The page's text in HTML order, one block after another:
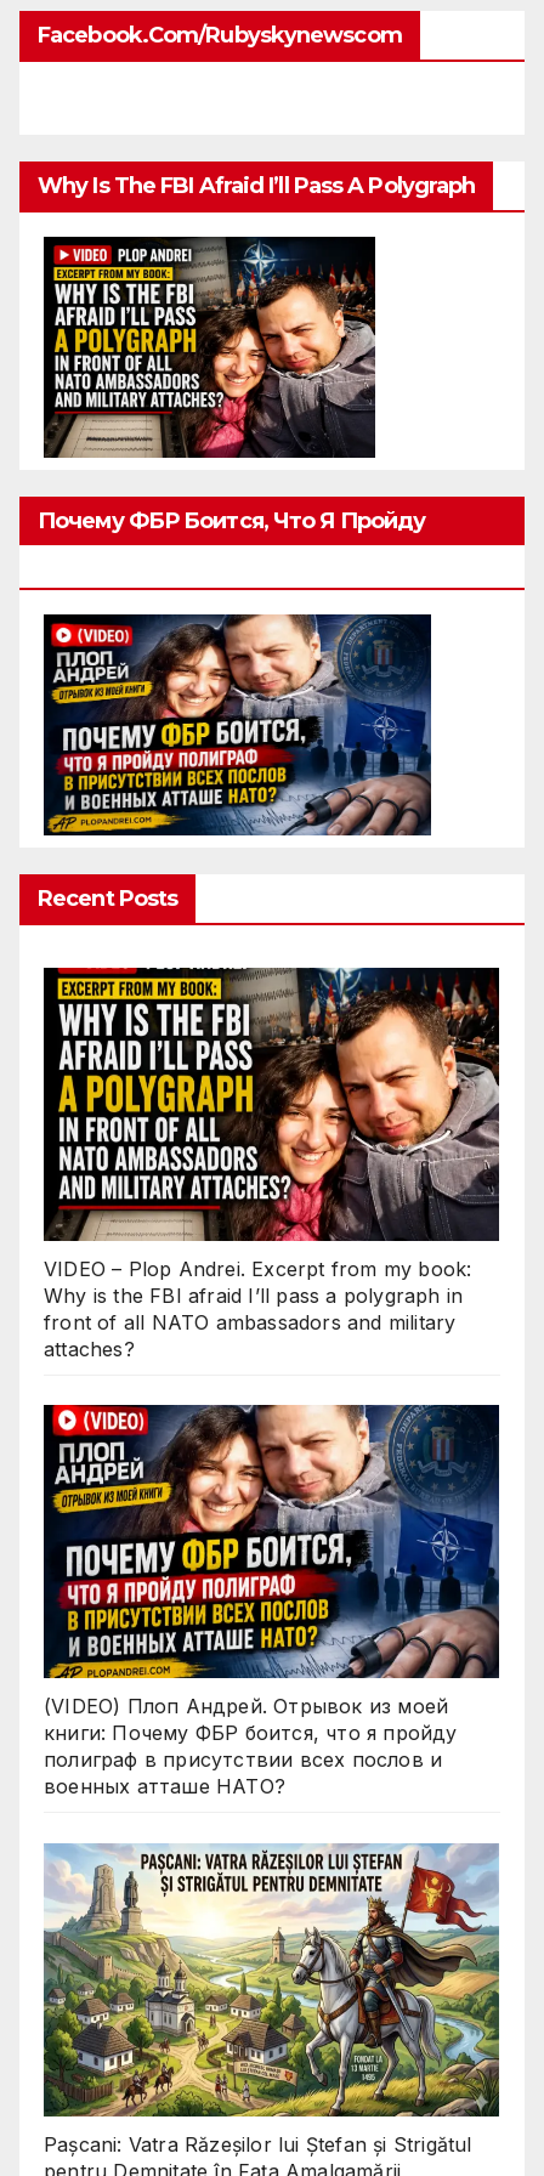
Facebook.com/rubyskynewscom
Why Is The FBI Afraid I’ll Pass A Polygraph
Почему ФБР Боится, Что Я Пройду
Recent Posts
VIDEO – Plop Andrei. Excerpt from my book:
Why is the FBI afraid I’ll pass a polygraph in
front of all NATO ambassadors and military
attaches?
(VIDEO) Плоп Андрей. Отрывок из моей
книги: Почему ФБР боится, что я пройду
полиграф в присутствии всех послов и
военных атташе НАТО?
Pașcani: Vatra Răzeșilor lui Ștefan și Strigătul